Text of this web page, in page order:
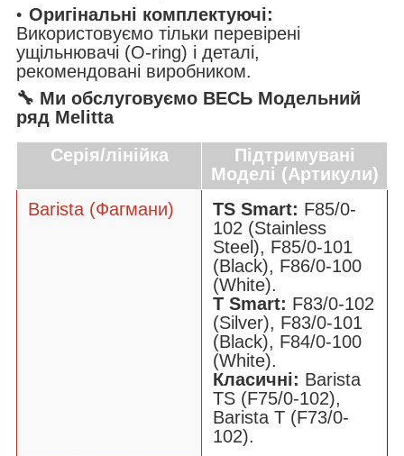
Оригінальні комплектуючі:
Використовуємо тільки перевірені
ущільнювачі (O-ring) і деталі,
рекомендовані виробником.
🔧 Ми обслуговуємо ВЕСЬ Модельний
ряд Melitta
Серія/лінійка
Підтримувані
Моделі (Артикули)
Barista (Фагмани)
TS Smart: F85/0-
102 (Stainless
Steel), F85/0-101
(Black), F86/0-100
(White).
T Smart: F83/0-102
(Silver), F83/0-101
(Black), F84/0-100
(White).
Класичні: Barista
TS (F75/0-102),
Barista T (F73/0-
102).